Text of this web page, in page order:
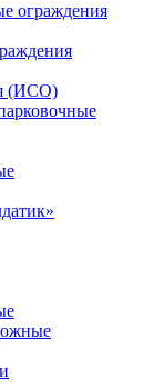
ограждения
(ИСО)